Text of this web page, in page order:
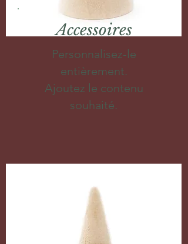
Accessoires
Personnalisez-le
entièrement.
Ajoutez le contenu
souhaité.